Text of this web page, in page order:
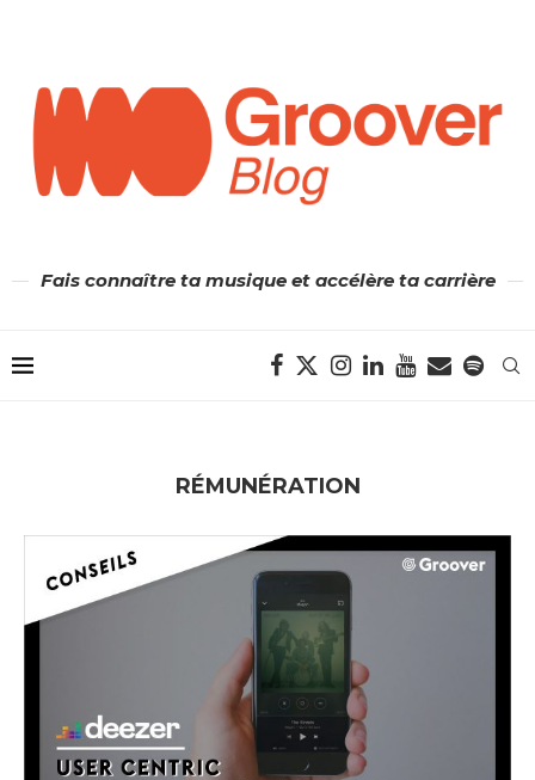
Fais connaître ta musique et accélère ta carrière
RÉMUNÉRATION